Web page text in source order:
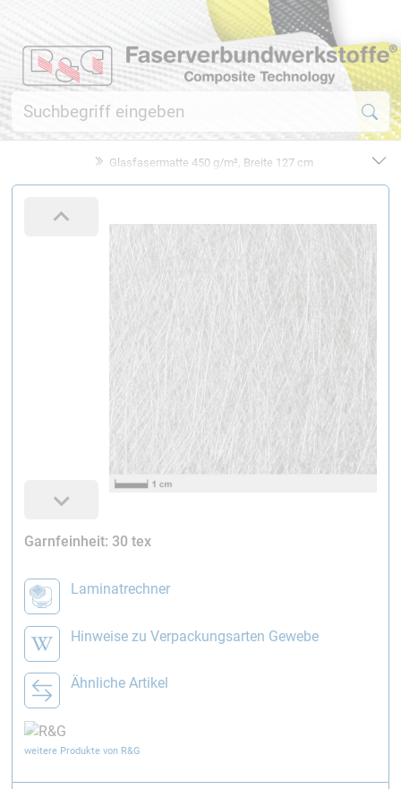
Glasfasermatte 450 g/m², Breite 127 cm
Garnfeinheit: 30 tex
Laminatrechner
Hinweise zu Verpackungsarten Gewebe
Ähnliche Artikel
weitere Produkte von R&G